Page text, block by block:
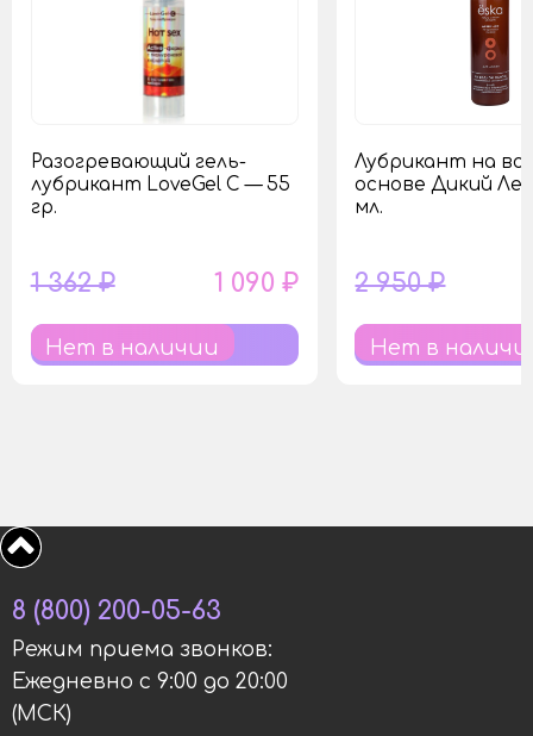
Разогревающий гель-
лубрикант LoveGel C — 55
гр.
1 362 ₽ 1 090 ₽
Нет в наличии
Лубрикант на
основе Дикий
мл.
2 950 ₽
Нет в
8 (800) 200-05-63
Режим приема звонков:
Ежедневно с 9:00 до 20:00
(МСК)